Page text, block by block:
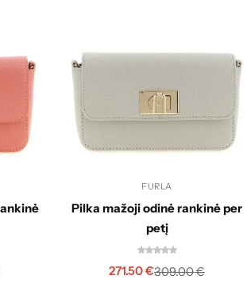
FURLA
Pilka mažoji odinė rankinė per
petį
309.00€
271.50€